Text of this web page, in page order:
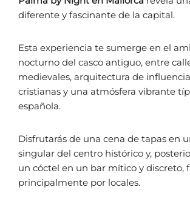
diferente y fascinante de la capital.
Esta experiencia te sumerge en el
nocturno del casco antiguo, entre
medievales, arquitectura de
cristianas y una atmósfera vibrante
española.
Disfrutarás de una cena de tapas en
singular del centro histórico y,
un cóctel en un bar mítico y discreto,
principalmente por locales.